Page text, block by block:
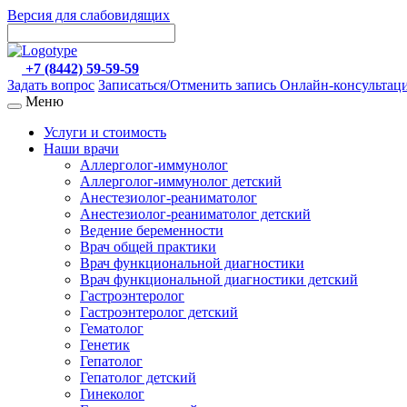
Версия для слабовидящих
+7 (8442) 59-59-59
Задать вопрос Записаться/Отменить запись Онлайн-
Меню
Услуги и стоимость
Наши врачи
Аллерголог-иммунолог
Аллерголог-иммунолог детский
Анестезиолог-реаниматолог
Анестезиолог-реаниматолог детский
Ведение беременности
Врач общей практики
Врач функциональной диагностики
Врач функциональной диагностики детский
Гастроэнтеролог
Гастроэнтеролог детский
Гематолог
Генетик
Гепатолог
Гепатолог детский
Гинеколог